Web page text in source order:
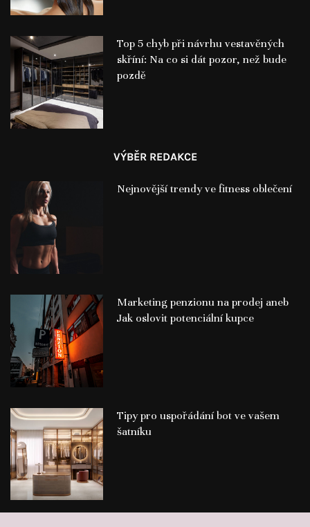
Top 5 chyb při návrhu vestavěných
skříní: Na co si dát pozor, než bude
pozdě
VÝBĚR REDAKCE
Nejnovější trendy ve fitness oblečení
Marketing penzionu na prodej aneb
Jak oslovit potenciální kupce
Tipy pro uspořádání bot ve vašem
šatníku